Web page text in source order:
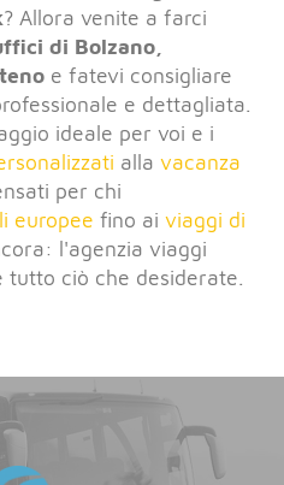
? Allora venite a farci
di Bolzano,
e fatevi consigliare
e dettagliata.
ideale per voi e i
alla vacanza
per chi
europee fino ai viaggi di
l'agenzia viaggi
ciò che desiderate.